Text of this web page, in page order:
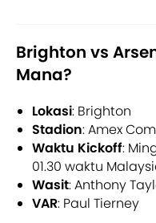
Brighton vs
Mana?
Lokasi: Brighton
Stadion: Amex
Waktu Kickoff:
01.30 waktu
Wasit: Anthony
VAR: Paul Tierney